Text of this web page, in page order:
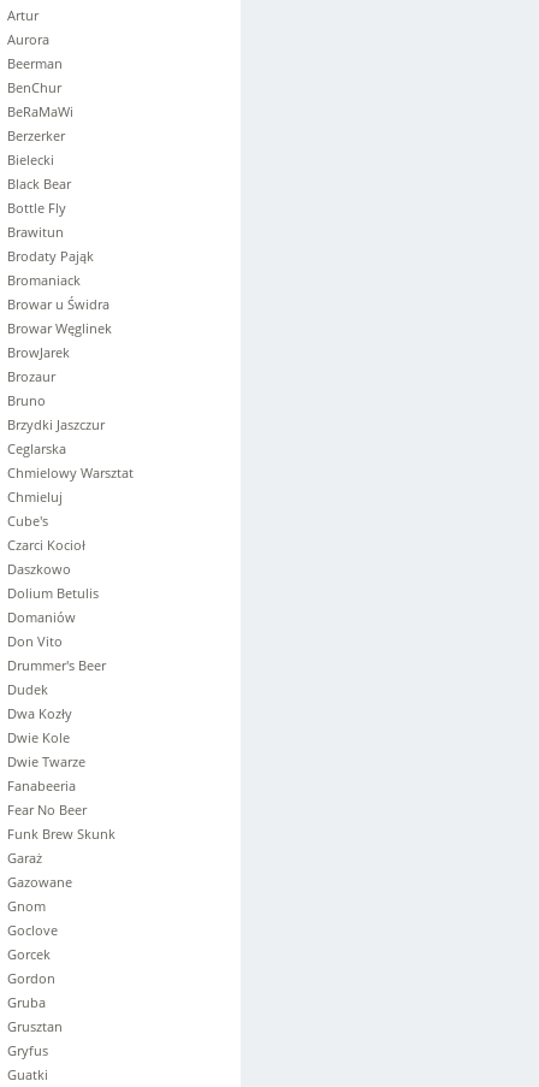
Artur
Aurora
Beerman
BenChur
BeRaMaWi
Berzerker
Bielecki
Black Bear
Bottle Fly
Brawitun
Brodaty Pająk
Bromaniack
Browar u Świdra
Browar Węglinek
BrowJarek
Brozaur
Bruno
Brzydki Jaszczur
Ceglarska
Chmielowy Warsztat
Chmieluj
Cube's
Czarci Kocioł
Daszkowo
Dolium Betulis
Domaniów
Don Vito
Drummer's Beer
Dudek
Dwa Kozły
Dwie Kole
Dwie Twarze
Fanabeeria
Fear No Beer
Funk Brew Skunk
Garaż
Gazowane
Gnom
Goclove
Gorcek
Gordon
Gruba
Grusztan
Gryfus
Guatki